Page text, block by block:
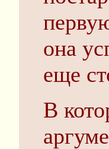
она
еще
В